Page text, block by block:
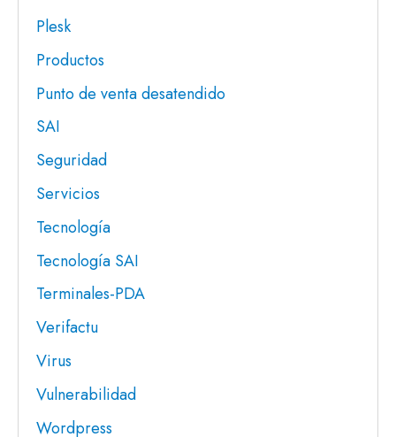
Plesk
Productos
Punto de venta desatendido
SAI
Seguridad
Servicios
Tecnología
Tecnología SAI
Terminales-PDA
Verifactu
Virus
Vulnerabilidad
Wordpress